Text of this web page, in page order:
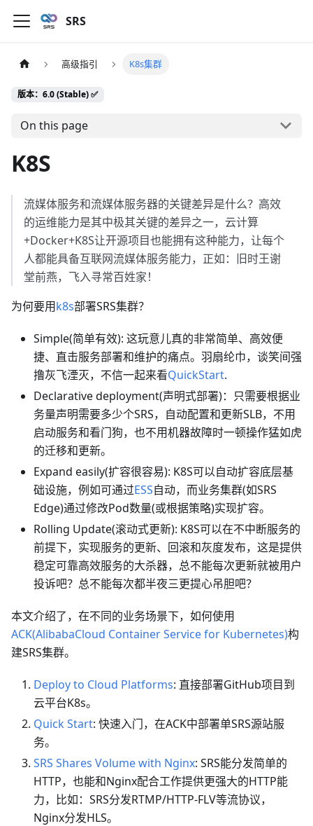
SRS
高级指引 K8s集群
版本：6.0 (Stable) ✅
On this page
K8S
流媒体服务和流媒体服务器的关键差异是什么？高效
的运维能力是其中极其关键的差异之一，云计算
+Docker+K8S让开源项目也能拥有这种能力，让每个
人都能具备互联网流媒体服务能力，正如：旧时王谢
堂前燕，飞入寻常百姓家！
为何要用k8s部署SRS集群？
Simple(简单有效): 这玩意儿真的非常简单、高效便
捷、直击服务部署和维护的痛点。羽扇纶巾，谈笑间强
撸灰飞湮灭，不信一起来看QuickStart.
Declarative deployment(声明式部署)：只需要根据业
务量声明需要多少个SRS，自动配置和更新SLB，不用
启动服务和看门狗，也不用机器故障时一顿操作猛如虎
的迁移和更新。
Expand easily(扩容很容易): K8S可以自动扩容底层基
础设施，例如可通过ESS自动，而业务集群(如SRS
Edge)通过修改Pod数量(或根据策略)实现扩容。
Rolling Update(滚动式更新): K8S可以在不中断服务的
前提下，实现服务的更新、回滚和灰度发布，这是提供
稳定可靠高效服务的大杀器，总不能每次更新就被用户
投诉吧？总不能每次都半夜三更提心吊胆吧？
本文介绍了，在不同的业务场景下，如何使用
ACK(AlibabaCloud Container Service for Kubernetes)构
建SRS集群。
Deploy to Cloud Platforms: 直接部署GitHub项目到
云平台K8s。
Quick Start: 快速入门，在ACK中部署单SRS源站服
务。
SRS Shares Volume with Nginx: SRS能分发简单的
HTTP，也能和Nginx配合工作提供更强大的HTTP能
力，比如：SRS分发RTMP/HTTP-FLV等流协议，
Nginx分发HLS。